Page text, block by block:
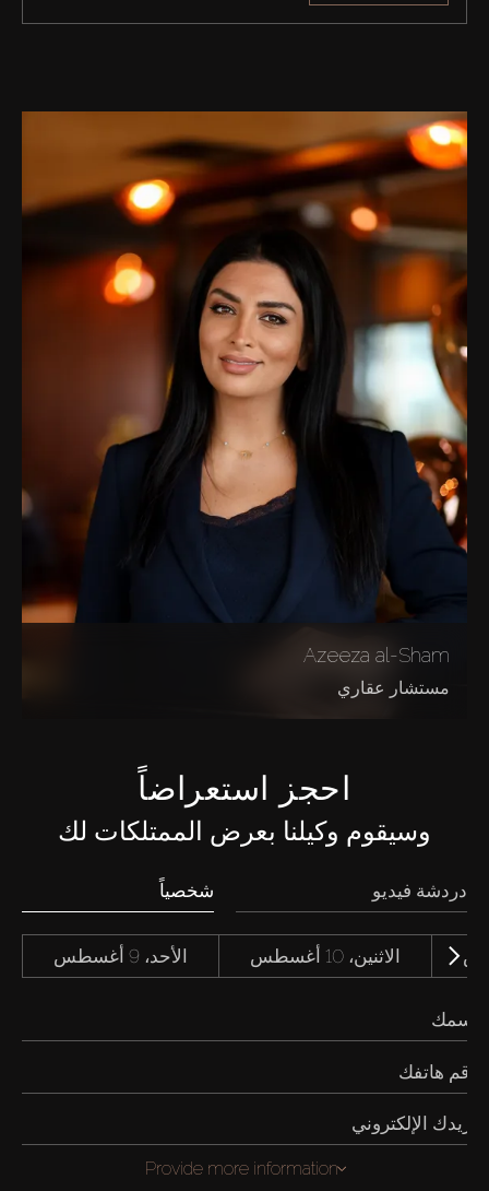
Azeeza al-Sham
مستشار عقاري
احجز استعراضاً
وسيقوم وكيلنا بعرض الممتلكات لك
شخصياً دردشة فيديو
الأحد، 9 أغسطس الاثنين، 10 أغسطس
Provide more information